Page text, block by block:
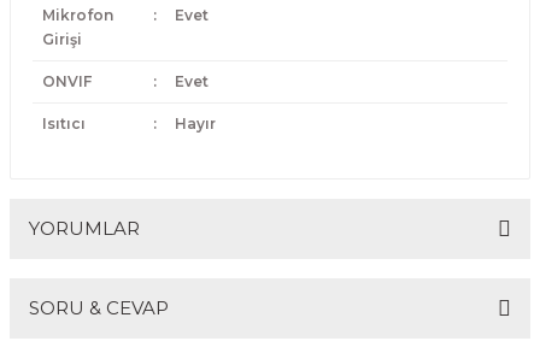
Mikrofon
Girişi
: Evet
ONVIF : Evet
Isıtıcı : Hayır
YORUMLAR
SORU & CEVAP